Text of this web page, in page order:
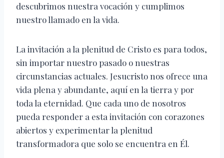
descubrimos nuestra vocación y cumplimos
nuestro llamado en la vida.
La invitación a la plenitud de Cristo es para todos,
sin importar nuestro pasado o nuestras
circunstancias actuales. Jesucristo nos ofrece una
vida plena y abundante, aquí en la tierra y por
toda la eternidad. Que cada uno de nosotros
pueda responder a esta invitación con corazones
abiertos y experimentar la plenitud
transformadora que solo se encuentra en Él.